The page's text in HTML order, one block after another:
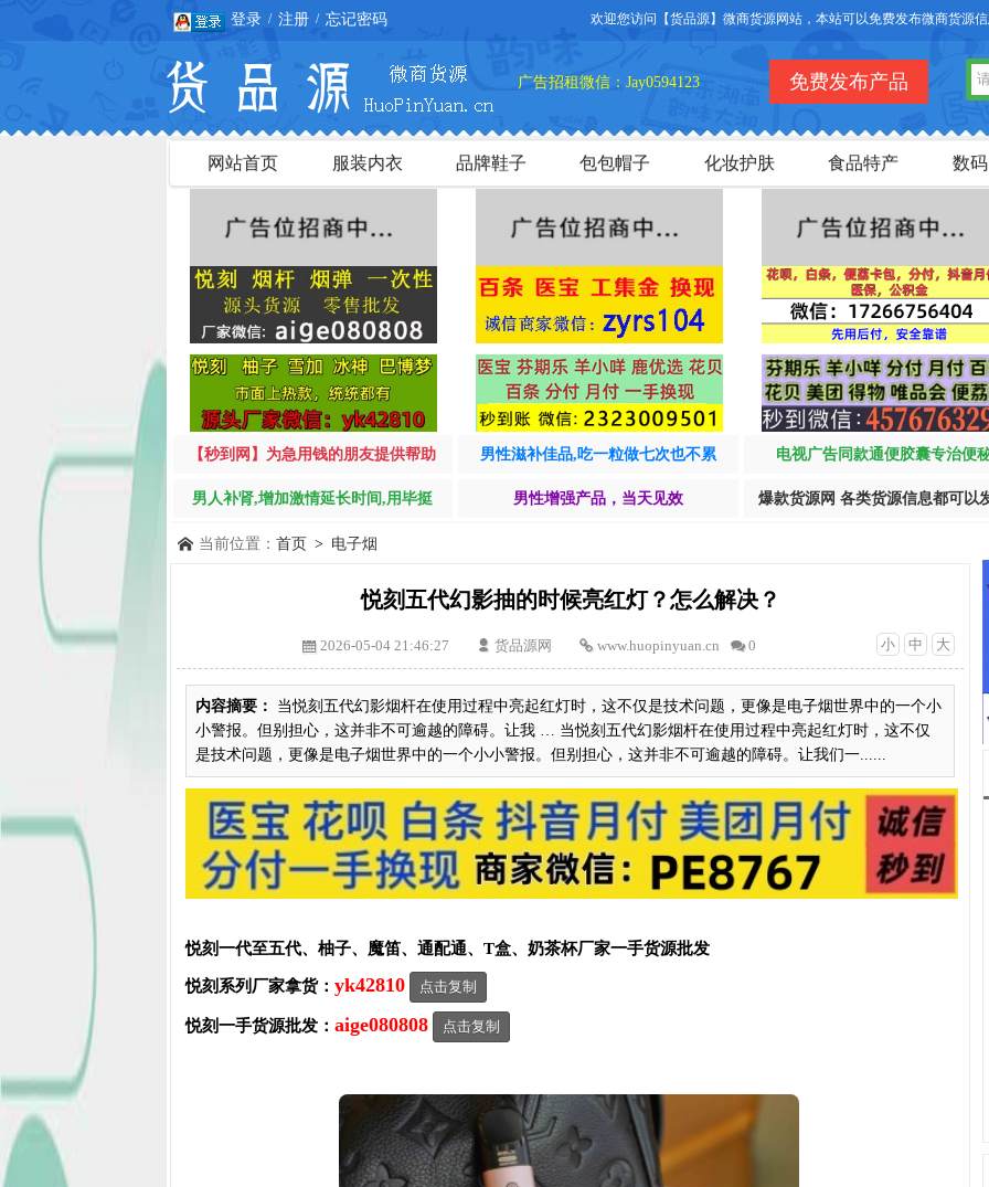
登录 / 注册 / 忘记密码 欢迎您访问【货品源】微商货源网站，本站可以免费发布微商货源信息，
广告招租微信：Jay0594123 免费发布产品
网站首页 服装内衣 品牌鞋子 包包帽子 化妆护肤 食品特产 数
【秒到网】为急用钱的朋友提供帮助 男性滋补佳品,吃一粒做七次也不累 电视广告同款通便胶囊专治便
男人补肾,增加激情延长时间,用毕挺 男性增强产品，当天见效 爆款货源网 各类货源信息都可以
当前位置： 首页 > 电子烟
悦刻五代幻影抽的时候亮红灯？怎么解决？
小 中 大
2026-05-04 21:46:27 货品源网 www.huopinyuan.cn 0
内容摘要：
当悦刻五代幻影烟杆在使用过程中亮起红灯时，这不仅是技术问题，更像是电子烟世界中的一个小
小警报。但别担心，这并非不可逾越的障碍。让我 … 当悦刻五代幻影烟杆在使用过程中亮起红灯时，这不仅
是技术问题，更像是电子烟世界中的一个小小警报。但别担心，这并非不可逾越的障碍。让我们一......
悦刻一代至五代、柚子、魔笛、通配通、T盒、奶茶杯厂家一手货源批发
悦刻系列厂家拿货： yk42810 点击复制
悦刻一手货源批发： aige080808 点击复制